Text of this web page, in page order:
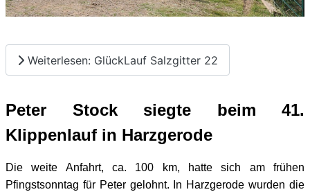
Weiterlesen: GlückLauf Salzgitter 22
Peter Stock siegte beim 41.
Klippenlauf in Harzgerode
Die weite Anfahrt, ca. 100 km, hatte sich am frühen
Pfingstsonntag für Peter gelohnt. In Harzgerode wurden die